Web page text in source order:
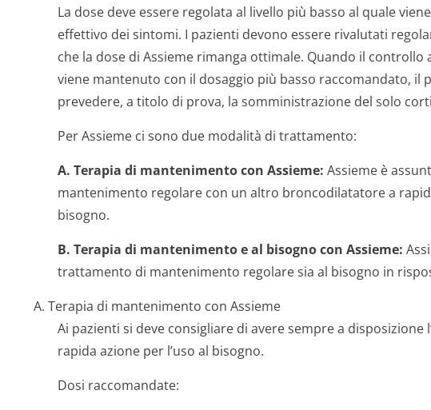
La dose deve essere regolata al livello più basso al quale
effettivo dei sintomi. I pazienti devono essere rivalutati
che la dose di Assieme rimanga ottimale. Quando il
viene mantenuto con il dosaggio più basso raccomandato, il
prevedere, a titolo di prova, la somministrazione del solo
Per Assieme ci sono due modalità di trattamento:
A. Terapia di mantenimento con Assieme: Assieme è
mantenimento regolare con un altro broncodilatatore a
bisogno.
B. Terapia di mantenimento e al bisogno con Assieme:
trattamento di mantenimento regolare sia al bisogno in
A. Terapia di mantenimento con Assieme
Ai pazienti si deve consigliare di avere sempre a
rapida azione per l’uso al bisogno.
Dosi raccomandate: